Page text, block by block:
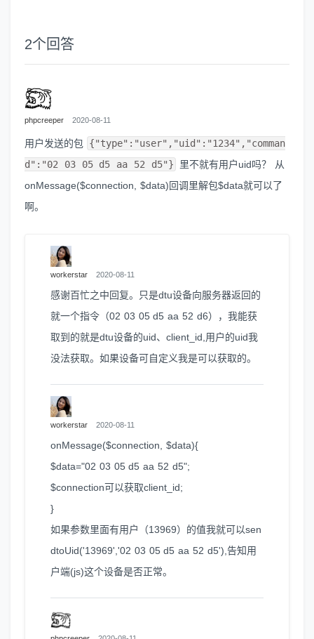
2个回答
phpcreeper 2020-08-11
用户发送的包
{"type":"user","uid":"1234","comman
d":"02 03 05 d5 aa 52 d5"}
里不就有用户uid吗？ 从
onMessage($connection, $data)回调里解包$data就可以了
啊。
workerstar 2020-08-11
感谢百忙之中回复。只是dtu设备向服务器返回的
就一个指令（02 03 05 d5 aa 52 d6），我能获
取到的就是dtu设备的uid、client_id,用户的uid我
没法获取。如果设备可自定义我是可以获取的。
workerstar 2020-08-11
onMessage($connection, $data){
$data="02 03 05 d5 aa 52 d5";
$connection可以获取client_id;
}
如果参数里面有用户（13969）的值我就可以sen
dtoUid('13969','02 03 05 d5 aa 52 d5'),告知用
户端(js)这个设备是否正常。